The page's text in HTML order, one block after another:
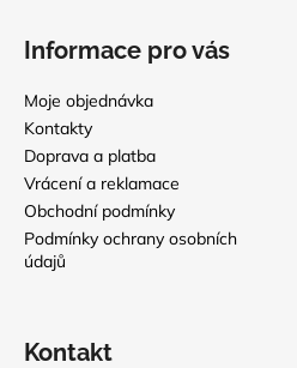
Informace pro vás
Moje objednávka
Kontakty
Doprava a platba
Vrácení a reklamace
Obchodní podmínky
Podmínky ochrany osobních
údajů
Kontakt